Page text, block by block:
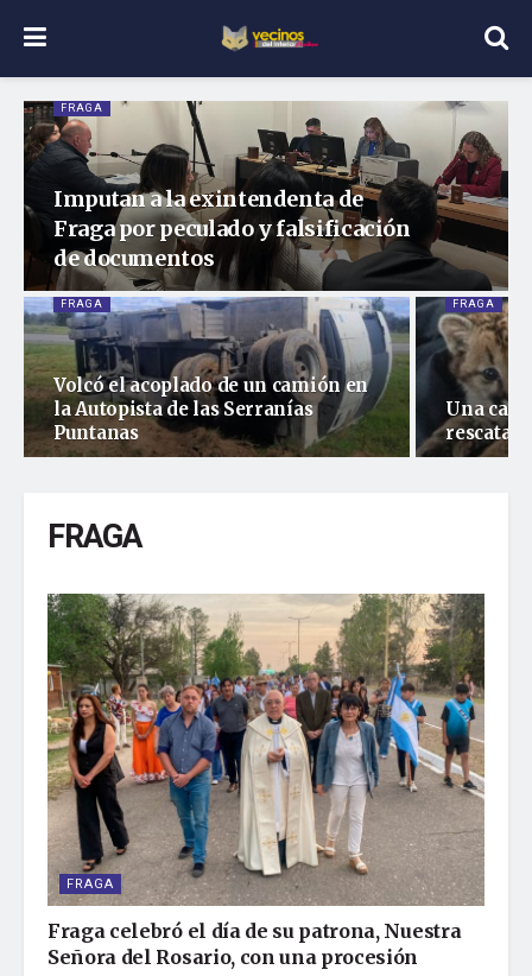
FRAGA
Imputan a la exintendenta de
Fraga por peculado y falsificación
de documentos
FRAGA
Volcó el acoplado de un camión en
la Autopista de las Serranías
Puntanas
FRAGA
Una
FRAGA
FRAGA
Fraga celebró el día de su patrona, Nuestra
Señora del Rosario, con una procesión